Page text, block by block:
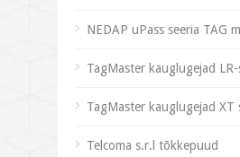
NEDAP uPass seeria TAG
TagMaster kauglugejad LR-
TagMaster kauglugejad XT
Telcoma s.r.l tõkkepuud